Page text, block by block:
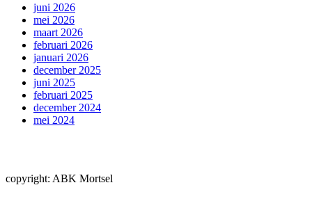
juni 2026
mei 2026
maart 2026
februari 2026
januari 2026
december 2025
juni 2025
februari 2025
december 2024
mei 2024
copyright: ABK Mortsel